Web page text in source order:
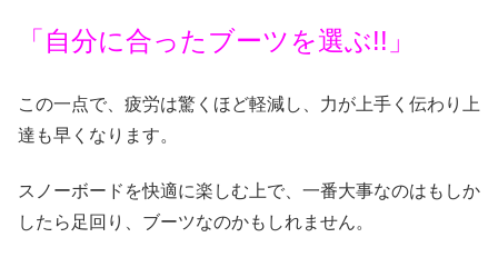
「自分に合ったブーツを選ぶ!!」
この一点で、疲労は驚くほど軽減し、力が上手く伝わり上
達も早くなります。
スノーボードを快適に楽しむ上で、一番大事なのはもしか
したら足回り、ブーツなのかもしれません。